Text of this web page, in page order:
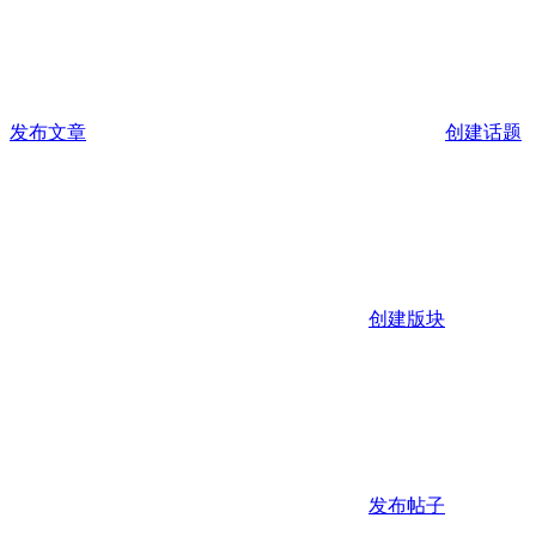
发布文章 创建话题
创建版块
发布帖子